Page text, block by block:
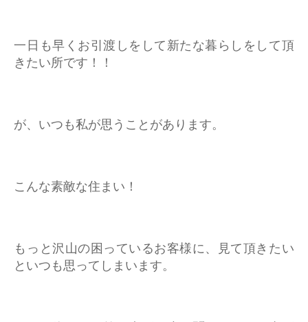
一日も早くお引渡しをして新たな暮らしをして頂
きたい所です！！
が、いつも私が思うことがあります。
こんな素敵な住まい！
もっと沢山の困っているお客様に、見て頂きたい
といつも思ってしまいます。